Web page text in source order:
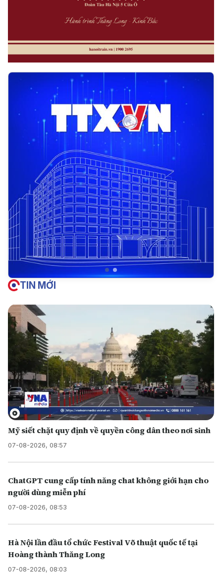
TIN MỚI
Mỹ siết chặt quy định về quyền công dân theo nơi sinh
07-08-2026, 08:57
ChatGPT cung cấp tính năng chat không giới hạn cho
người dùng miễn phí
07-08-2026, 08:53
Hà Nội lần đầu tổ chức Festival Võ thuật quốc tế tại
Hoàng thành Thăng Long
07-08-2026, 08:03